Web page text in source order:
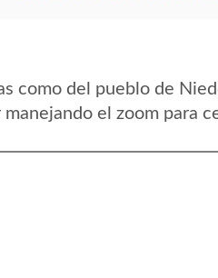
como del pueblo de
el zoom para